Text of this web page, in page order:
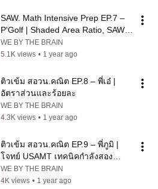
SAW. Math Intensive Prep EP.7 –
P'Golf | Shaded Area Ratio, SAW.
Year 2018
WE BY THE BRAIN
5.1K views • 1 year ago
ติวเข้ม สอวน.คณิต EP.8 – พี่เอ๋ |
อัตราส่วนและร้อยละ
WE BY THE BRAIN
4.3K views • 1 year ago
ติวเข้ม สอวน.คณิต EP.9 – พี่ภูมิ |
โจทย์ USAMT เทคนิคกำลังสอง
สมบูรณ์
WE BY THE BRAIN
4K views • 1 year ago